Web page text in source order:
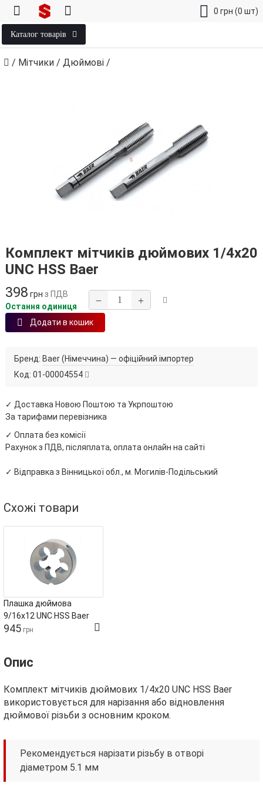
0 грн (0 шт)
Каталог товарів
/ Мітчики / Дюймові /
Комплект мітчиків дюймових 1/4х20
UNC HSS Baer
398 грн з ПДВ
Остання одиниця
− +
Додати в кошик
Бренд: Baer (Німеччина) — офіційний імпортер
Код: 01-00004554
✓ Доставка Новою Поштою та Укрпоштою
За тарифами перевізника
✓ Оплата без комісії
Рахунок з ПДВ, післяплата, оплата онлайн на сайті
✓ Відправка з Вінницької обл., м. Могилів-Подільський
Схожі товари
Плашка дюймова
9/16х12 UNC HSS Baer
945 грн
Опис
Комплект мітчиків дюймових 1/4х20 UNC HSS Baer
використовується для нарізання або відновлення
дюймової різьби з основним кроком.
Рекомендується нарізати різьбу в отворі
діаметром 5.1 мм